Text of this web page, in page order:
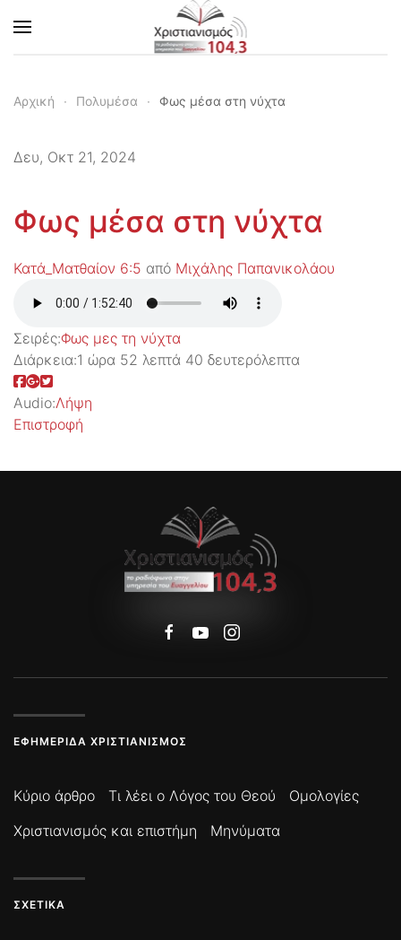
Skip to main content
Αρχική Πολυμέσα Φως μέσα στη νύχτα
Δευ, Οκτ 21, 2024
Φως μέσα στη νύχτα
Κατά_Ματθαίον 6:5 από Μιχάλης Παπανικολάου
Σειρές:Φως μες τη νύχτα
Διάρκεια:1 ώρα 52 λεπτά 40 δευτερόλεπτα
Audio:Λήψη
Επιστροφή
ΕΦΗΜΕΡΊΔΑ ΧΡΙΣΤΙΑΝΙΣΜΌΣ
Κύριο άρθρο Τι λέει ο Λόγος του Θεού
Ομολογίες
Χριστιανισμός και επιστήμη
Μηνύματα
ΣΧΕΤΙΚΆ